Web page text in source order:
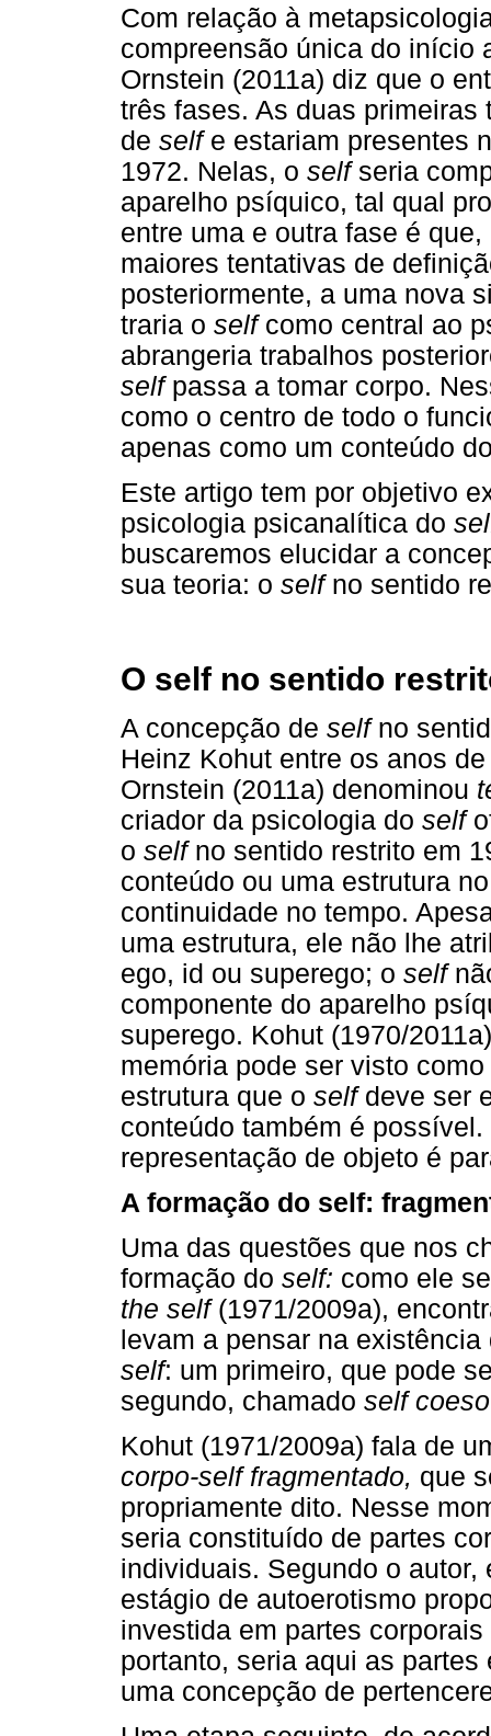
Com relação à
compreensão única do início
Ornstein (2011a) diz que o
três fases. As duas
de selfe estariam presentes
1972. Nelas, o selfseria
aparelho psíquico, tal qual
entre uma e outra fase é
maiores tentativas de
posteriormente, a uma nova
traria o selfcomo central ao
abrangeria trabalhos
selfpassa a tomar corpo.
como o centro de todo o
apenas como um conteúdo
Este artigo tem por objetivo
psicologia psicanalítica do
buscaremos elucidar a
sua teoria: o selfno sentido
O self no sentido
A concepção de selfno
Heinz Kohut entre os anos
Ornstein (2011a) denominou
criador da psicologia do self
o selfno sentido restrito em
conteúdo ou uma estrutura
continuidade no tempo.
uma estrutura, ele não lhe
ego, id ou superego; o self
componente do aparelho
superego. Kohut (1970/
memória pode ser visto
estrutura que o selfdeve ser
conteúdo também é
representação de objeto é
A formação do self:
Uma das questões que nos
formação do self: como ele
the self(1971/2009a),
levam a pensar na
self: um primeiro, que pode
segundo, chamado self
Kohut (1971/2009a) fala de
corpo-self fragmentado, que
propriamente dito. Nesse
seria constituído de partes
individuais. Segundo o
estágio de autoerotismo
investida em partes
portanto, seria aqui as
uma concepção de